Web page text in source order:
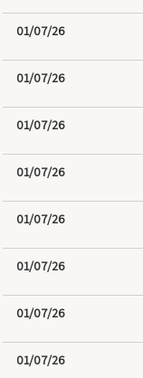
01/07/26
01/07/26
01/07/26
01/07/26
01/07/26
01/07/26
01/07/26
01/07/26